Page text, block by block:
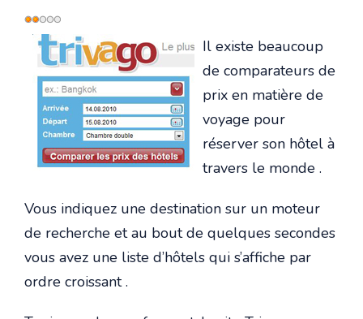
Vote
utilisateur:2/5
Il existe beaucoup
de comparateurs de
prix en matière de
voyage pour
réserver son hôtel à
travers le monde .
Vous indiquez une destination sur un moteur
de recherche et au bout de quelques secondes
vous avez une liste d’hôtels qui s’affiche par
ordre croissant .